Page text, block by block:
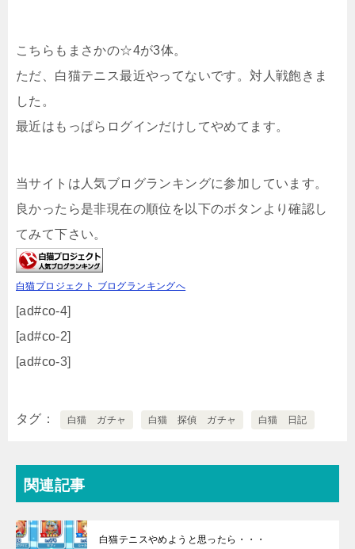
こちらもまさかの☆4が3体。
ただ、白猫テニス最近やってないです。対人戦飽きま
した。
最近はもっぱらログインだけしてやめてます。
当サイトは人気ブログランキングに参加しています。
良かったら是非現在の順位を以下のボタンより確認し
てみて下さい。
白猫プロジェクト ブログランキングへ
[ad#co-4]
[ad#co-2]
[ad#co-3]
タグ 白猫 ガチャ 白猫 探偵 ガチャ 白猫 日記
関連記事
白猫テニスやめようと思ったら・・・